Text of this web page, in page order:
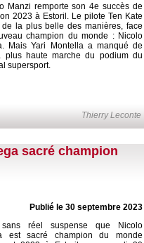
Manzi remporte son 4e succès de
2023 à Estoril. Le pilote Ten Kate
de la plus belle des manières, face
champion du monde : Nicolo
Mais Yari Montella a manqué de
plus haute marche du podium du
supersport.
Thierry Leconte
sacré champion
Publié le 30 septembre 2023
sans réel suspense que Nicolo
est sacré champion du monde